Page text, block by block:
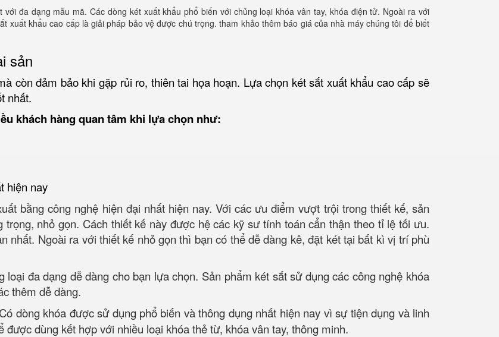
đa dạng mẫu mã. Các dòng két xuất khẩu phổ biến với chủng loại khóa vân tay, khóa điện tử. Ngoài ra với
xuất khẩu cao cấp là giải pháp bảo vệ được chú trọng. tham khảo thêm báo giá của nhà máy chúng tôi để biết
sản
còn đảm bảo khi gặp rủi ro, thiên tai họa hoạn. Lựa chọn két sắt xuất khẩu cao cấp sẽ
nhất.
khách hàng quan tâm khi lựa chọn như:
hiện nay
bằng công nghệ hiện đại nhất hiện nay. Với các ưu điểm vượt trội trong thiết kế, sản
nhỏ gọn. Cách thiết kế này được hệ các kỹ sư tính toán cẩn thận theo tỉ lệ tối ưu.
nhất. Ngoài ra với thiết kế nhỏ gọn thì bạn có thể dễ dàng kê, đặt két tại bất kì vị trí phù
loại đa dạng dễ dàng cho bạn lựa chọn. Sản phẩm két sắt sử dụng các công nghệ khóa
thêm dễ dàng.
dòng khóa được sử dụng phổ biến và thông dụng nhất hiện nay vì sự tiện dụng và linh
được dùng kết hợp với nhiều loại khóa thẻ từ, khóa vân tay, thông minh.